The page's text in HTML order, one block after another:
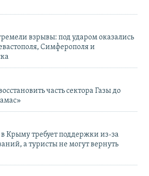
взрывы: под ударом оказались
Симферополя и
часть сектора Газы до
Крыму требует поддержки из-за
а туристы не могут вернуть